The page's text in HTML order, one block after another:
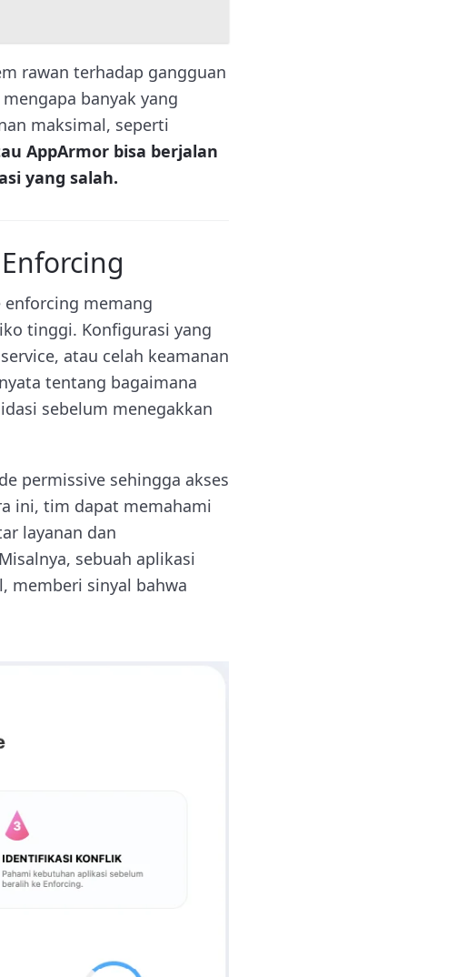
rawan terhadap gangguan
banyak yang
maksimal, seperti
AppArmor bisa berjalan
yang salah.
enforcing memang
tinggi. Konfigurasi yang
atau celah keamanan
tentang bagaimana
sebelum menegakkan
permissive sehingga akses
ini, tim dapat memahami
layanan dan
sebuah aplikasi
memberi sinyal bahwa